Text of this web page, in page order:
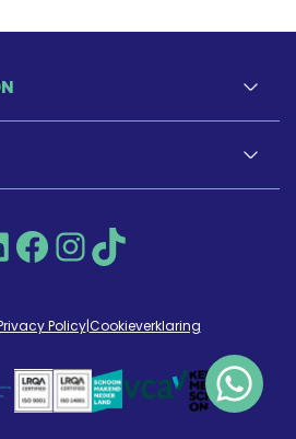
FacebookInstagram
TikTok
Policy|Cookieverklaring